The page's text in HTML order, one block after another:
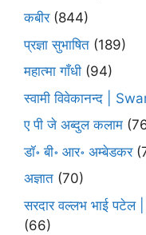
कबीर(844)
प्रज्ञा सुभाषित (189)
महात्मा गाँधी (94)
स्वामी विवेकानन्द |
ए पी जे अब्दुल कलाम
डॉ॰ बी॰ आर॰ अम्बेडकर
अज्ञात (70)
सरदार वल्लभ भाई
(66)